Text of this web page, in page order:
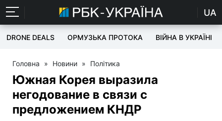
UA
DRONE DEALS ОРМУЗЬКА ПРОТОКА ВІЙНА В УКРАЇНІ
Головна » Новини » Політика
Южная Корея выразила
негодование в связи с
предложением КНДР